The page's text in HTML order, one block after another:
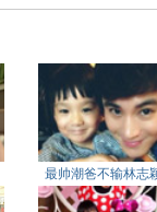
最帅潮爸不输林志